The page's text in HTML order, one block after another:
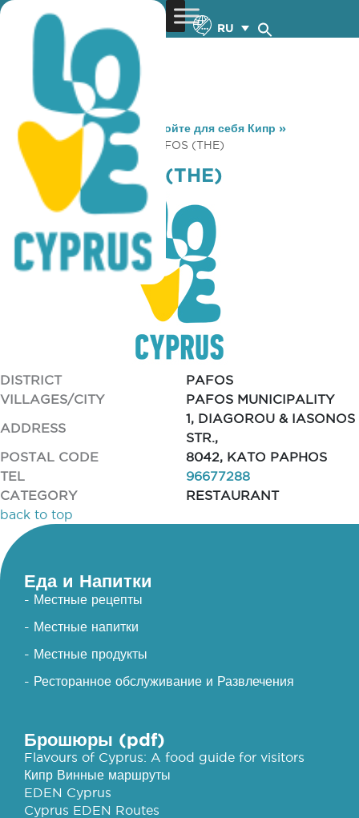
RU
You are here: Home »Откройте для себя Кипр »
Gastronomy
» LODGE – PAFOS (THE)
LODGE – PAFOS (THE)
DISTRICT
PAFOS
VILLAGES/CITY
PAFOS MUNICIPALITY
ADDRESS
1, DIAGOROU & IASONOS
STR.,
POSTAL CODE
8042, KATO PAPHOS
TEL
96677288
CATEGORY
RESTAURANT
back to top
Еда и Напитки
- Местные рецепты
- Местные напитки
- Местные продукты
- Ресторанное обслуживание и Развлечения
Брошюры (pdf)
Flavours of Cyprus: A food guide for visitors
Кипр Винные маршруты
EDEN Cyprus
Cyprus EDEN Routes